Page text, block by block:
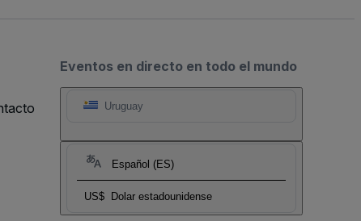
Eventos en directo en todo el mundo
Uruguay
Español (ES)
US$ Dolar estadounidense